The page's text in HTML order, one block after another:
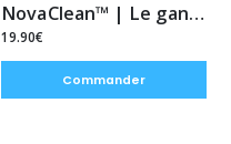
NovaClean™ | Le gant anti-poils réutilisable & ultra-efficace
19.90€
Commander